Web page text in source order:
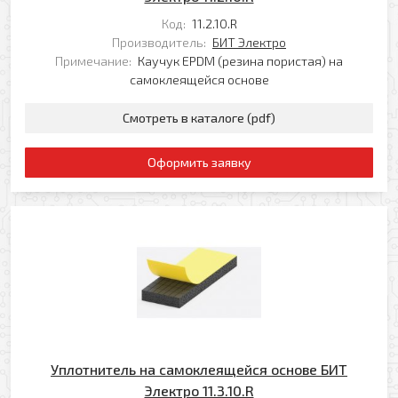
Код: 11.2.10.R
Производитель: БИТ Электро
Примечание: Каучук EPDM (резина пористая) на
самоклеящейся основе
Смотреть в каталоге (pdf)
Оформить заявку
Уплотнитель на самоклеящейся основе БИТ
Электро 11.3.10.R
Заказать обратный звонок
Добавить файл
Комментарий к заказу